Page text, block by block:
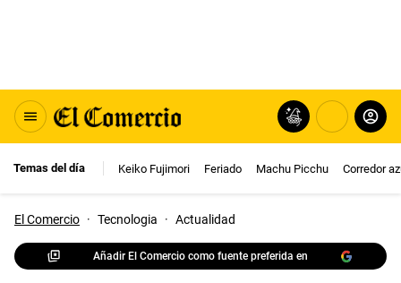
Temas del día Keiko Fujimori Feriado Machu Picchu Corredor
El Comercio · Tecnologia · Actualidad
Añadir El Comercio como fuente preferida en